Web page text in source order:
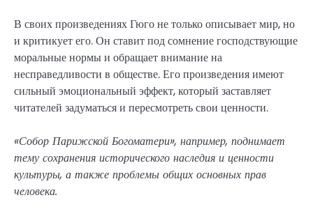
В своих произведениях Гюго не только описывает мир, но
и критикует его. Он ставит под сомнение господствующие
моральные нормы и обращает внимание на
несправедливости в обществе. Его произведения имеют
сильный эмоциональный эффект, который заставляет
читателей задуматься и пересмотреть свои ценности.
«Собор Парижской Богоматери», например, поднимает
тему сохранения исторического наследия и ценности
культуры, а также проблемы общих основных прав
человека.